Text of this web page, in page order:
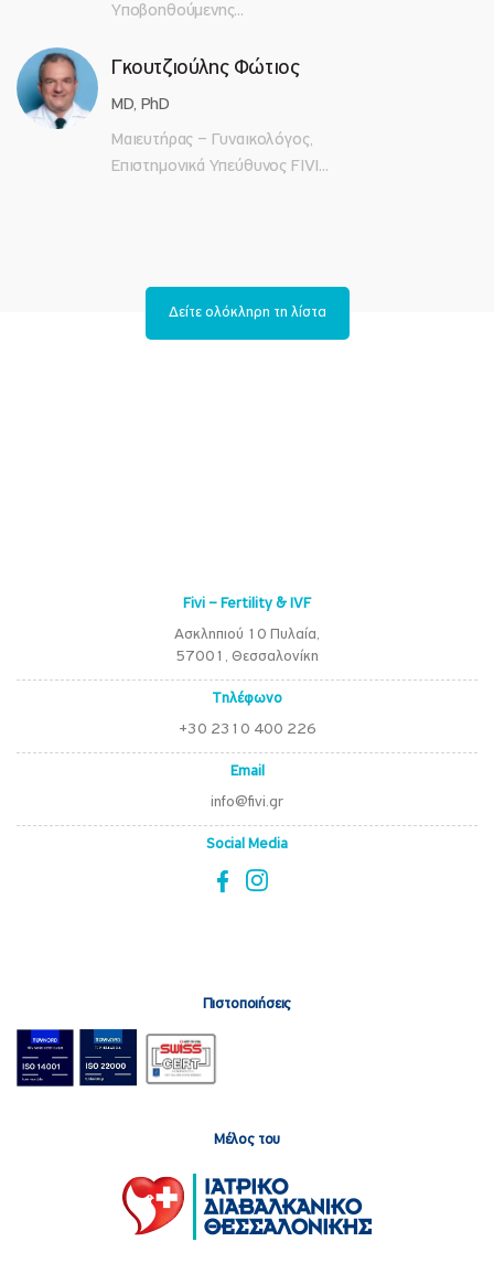
Υποβοηθούμενης...
Γκουτζιούλης Φώτιος
MD, PhD
Μαιευτήρας – Γυναικολόγος,
Επιστημονικά Υπεύθυνος FIVI...
Δείτε ολόκληρη τη λίστα
Fivi – Fertility & IVF
Ασκληπιού 10 Πυλαία,
57001, Θεσσαλονίκη
Τηλέφωνο
+30 2310 400 226
Email
info@fivi.gr
Social Media
Πιστοποιήσεις
Μέλος του